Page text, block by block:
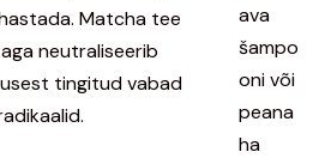
Matcha tee
neutraliseerib
tingitud vabad
ava
šampo
oni või
peana
ha